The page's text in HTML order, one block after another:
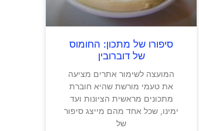
סיפורו של מתכון: החומוס
של דוברובין
המועצה לשימור אתרים מציעה
את טעמי מורשת שהיא חוברת
מתכונים מראשית הציונות ועד
ימינו, שכל אחד מהם מייצג סיפור
של